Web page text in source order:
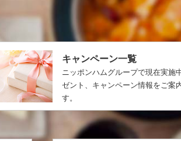
キャンペーン一覧
ニッポンハムグループで現在実施
ゼント、キャンペーン情報をご案
す。